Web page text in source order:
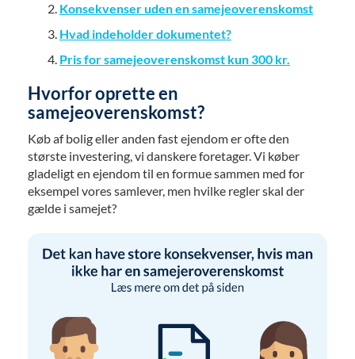
Konsekvenser uden en samejeoverenskomst
Hvad indeholder dokumentet?
Pris for samejeoverenskomst kun 300 kr.
Hvorfor oprette en
samejeoverenskomst?
Køb af bolig eller anden fast ejendom er ofte den
største investering, vi danskere foretager. Vi køber
gladeligt en ejendom til en formue sammen med for
eksempel vores samlever, men hvilke regler skal der
gælde i samejet?